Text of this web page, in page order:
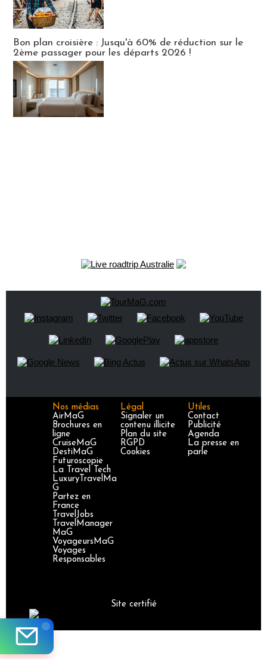
Bon plan croisière : Jusqu'à 60% de réduction sur le
2ème passager pour les départs 2026 !
Nos médias
AirMaG
Brochures en
ligne
CruiseMaG
DestiMaG
Futuroscopie
La Travel Tech
LuxuryTravelMa
G
Partez en
France
TravelJobs
TravelManager
MaG
VoyageursMaG
Voyages
Responsables
Légal
Signaler un
contenu illicite
Plan du site
RGPD
Cookies
Utiles
Contact
Publicité
Agenda
La presse en
parle
Site certifié